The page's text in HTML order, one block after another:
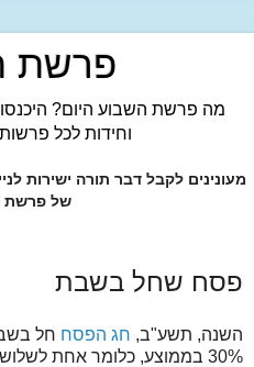
פרשת
מה פרשת השבוע היום?
וחידות לכל
מעונינים לקבל דבר תורה ישירות
של פרשת
פסח שחל בשבת
השנה, תשע"ב, חג הפסח חל
30% בממוצע, כלומר אחת